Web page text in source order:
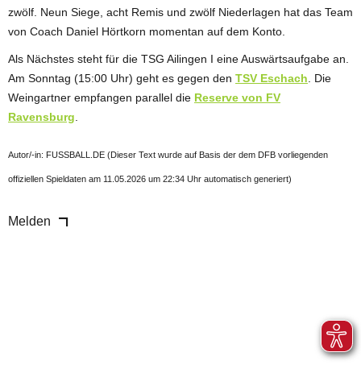
zwölf. Neun Siege, acht Remis und zwölf Niederlagen hat das Team
von Coach Daniel Hörtkorn momentan auf dem Konto.
Als Nächstes steht für die TSG Ailingen I eine Auswärtsaufgabe an.
Am Sonntag (15:00 Uhr) geht es gegen den TSV Eschach . Die
Weingartner empfangen parallel die Reserve von FV
Ravensburg
Autor/-in: FUSSBALL.DE (Dieser Text wurde auf Basis der dem DFB vorliegenden
offiziellen Spieldaten am 11.05.2026 um 22:34 Uhr automatisch generiert)
Melden